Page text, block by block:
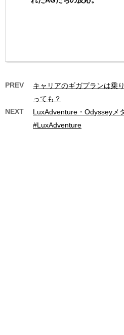
PREV
キャリアのギガプランは乗
っても？
NEXT
LuxAdventure・Odysseyメ
#LuxAdventure